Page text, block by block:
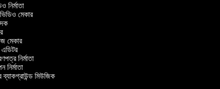
নির্মাতা
মেকার
মেকার
এডিটর
নির্মাতা
নির্মাতা
ব্যাকগ্রাউন্ড মিউজিক